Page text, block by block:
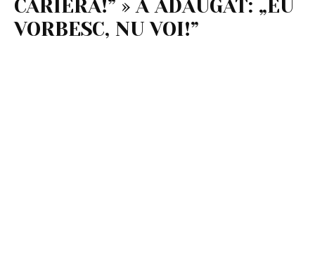
CARIERĂ!” » A ADĂUGAT: „EU
VORBESC, NU VOI!”